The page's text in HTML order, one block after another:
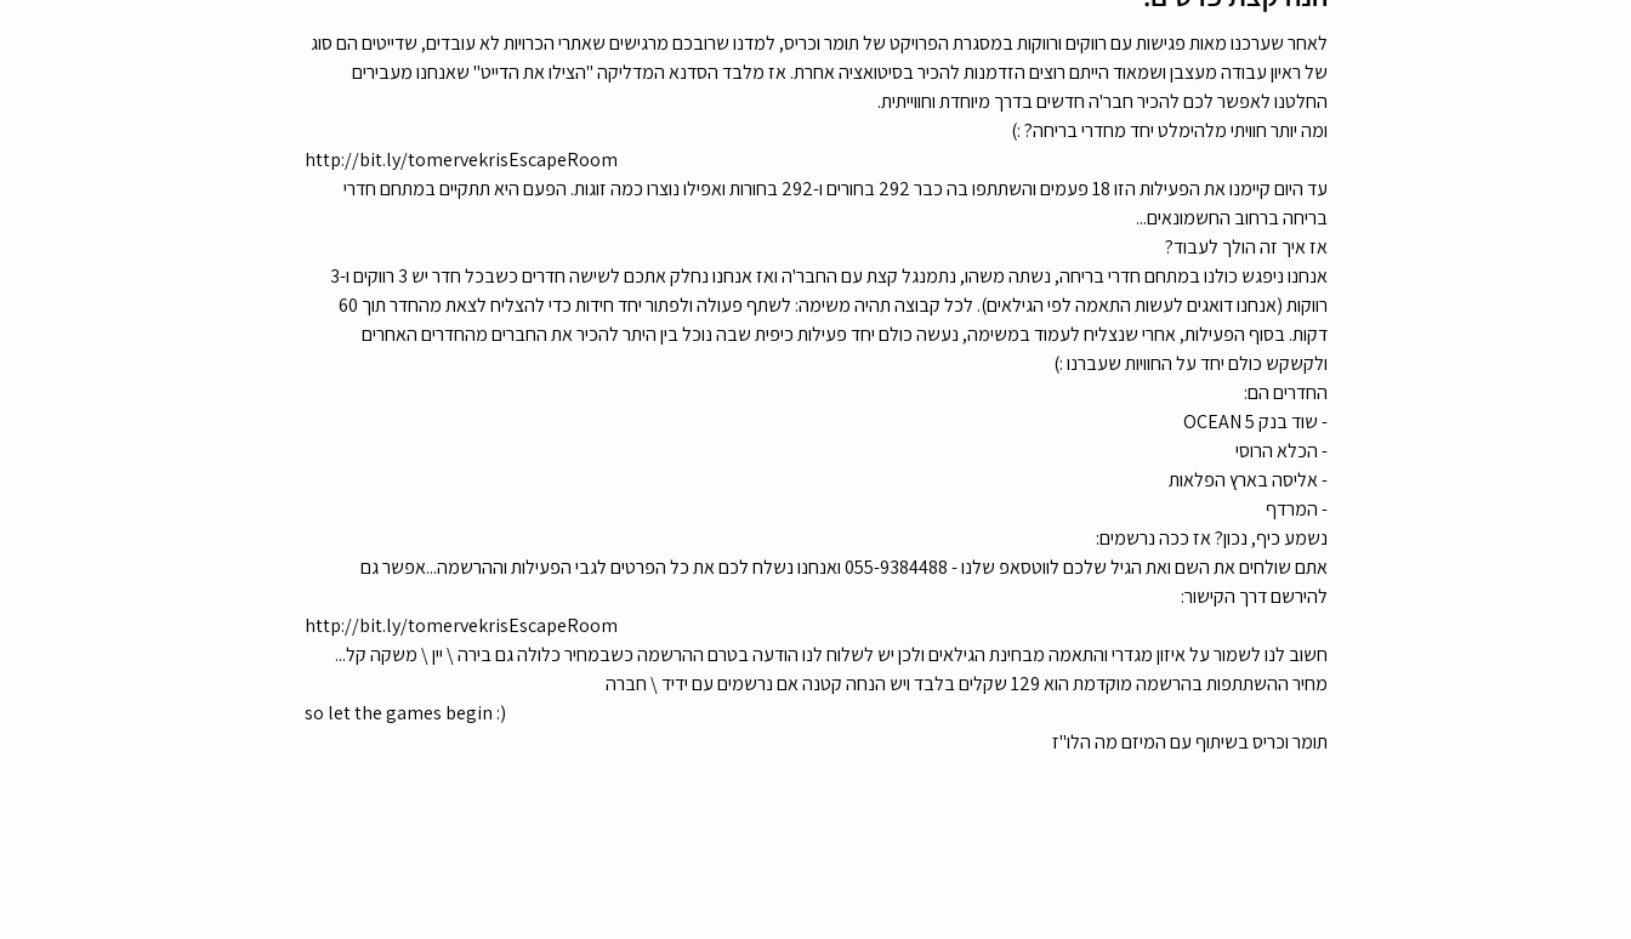
לאחר שערכנו מאות פגישות עם רווקים ורווקות במסגרת הפרויקט של תומר וכריס, למדנו שרובכם מרגישים שאתרי הכרויות לא עובדים, שדייטים הם סוג
של ראיון עבודה מעצבן ושמאוד הייתם רוצים הזדמנות להכיר בסיטואציה אחרת. אז מלבד הסדנא המדליקה "הצילו את הדייט" שאנחנו מעבירים
החלטנו לאפשר לכם להכיר חבר'ה חדשים בדרך מיוחדת וחווייתית.
ומה יותר חוויתי מלהימלט יחד מחדרי בריחה? :)
http://bit.ly/tomervekrisEscapeRoom
עד היום קיימנו את הפעילות הזו 18 פעמים והשתתפו בה כבר 292 בחורים ו-292 בחורות ואפילו נוצרו כמה זוגות. הפעם היא תתקיים במתחם חדרי
בריחה ברחוב החשמונאים...
אז איך זה הולך לעבוד?
דקות. בסוף הפעילות, אחרי שנצליח לעמוד במשימה, נעשה כולם יחד פעילות כיפית שבה נוכל בין היתר להכיר את החברים מהחדרים האחרים
ולקשקש כולם יחד על החוויות שעברנו :)
החדרים הם:
- שוד בנק OCEAN 5
- הכלא הרוסי
- אליסה בארץ הפלאות
- המרדף
נשמע כיף, נכון? אז ככה נרשמים:
אתם שולחים את השם ואת הגיל שלכם לווטסאפ שלנו - 055-9384488 ואנחנו נשלח לכם את כל הפרטים לגבי הפעילות וההרשמה...אפשר גם
להירשם דרך הקישור:
http://bit.ly/tomervekrisEscapeRoom
חשוב לנו לשמור על איזון מגדרי והתאמה מבחינת הגילאים ולכן יש לשלוח לנו הודעה בטרם ההרשמה כשבמחיר כלולה גם בירה \ יין \ משקה קל...
מחיר ההשתתפות בהרשמה מוקדמת הוא 129 שקלים בלבד ויש הנחה קטנה אם נרשמים עם ידיד \ חברה
so let the games begin :)
תומר וכריס בשיתוף עם המיזם מה הלו"ז